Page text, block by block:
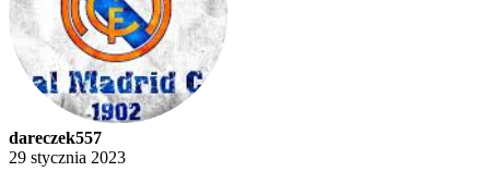
dareczek557
29 stycznia 2023